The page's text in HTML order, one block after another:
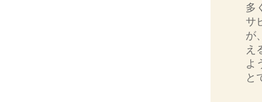
多
サ
が
え
よ
と